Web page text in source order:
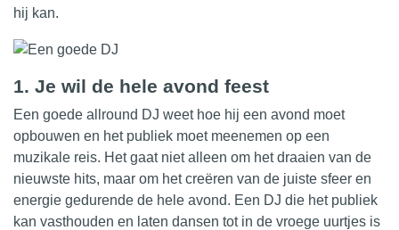
hij kan.
1. Je wil de hele avond feest
Een goede allround DJ weet hoe hij een avond moet
opbouwen en het publiek moet meenemen op een
muzikale reis. Het gaat niet alleen om het draaien van de
nieuwste hits, maar om het creëren van de juiste sfeer en
energie gedurende de hele avond. Een DJ die het publiek
kan vasthouden en laten dansen tot in de vroege uurtjes is